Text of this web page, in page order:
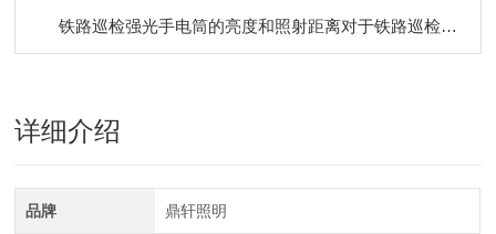
铁路巡检强光手电筒的亮度和照射距离对于铁路巡检有什么影响？
详细介绍
品牌 鼎轩照明